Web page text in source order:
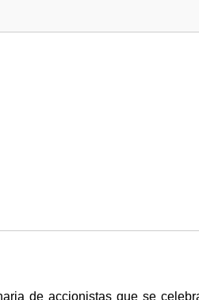
de accionistas que se